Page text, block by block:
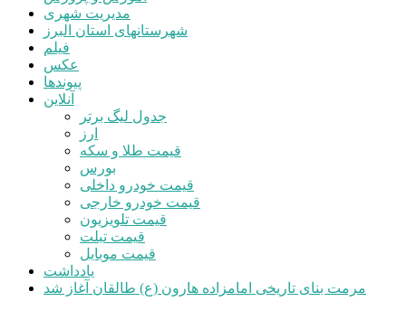
مدیریت شهری
شهرستانهای استان البرز
فیلم
عکس
پیوندها
آنلاین
جدول لیگ برتر
ارز
قیمت طلا و سکه
بورس
قیمت خودرو داخلی
قیمت خودرو خارجی
قیمت تلویزیون
قیمت تبلت
قیمت موبایل
یادداشت
مرمت بنای تاریخی امامزاده هارون (ع) طالقان آغاز شد